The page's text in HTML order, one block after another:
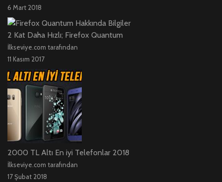
6 Mart 2018
2 Kat Daha Hızlı; Firefox Quantum
İlkseviye.com tarafından
11 Kasım 2017
2000 TL Altı En iyi Telefonlar 2018
İlkseviye.com tarafından
17 Şubat 2018